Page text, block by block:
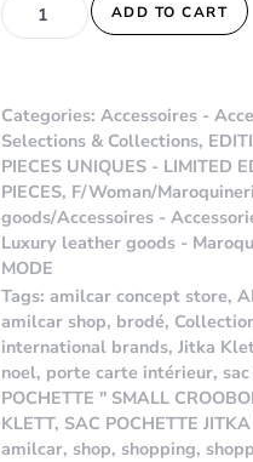
ADD TO CART
Categories: Accessoires -
Selections & Collections,
PIECES UNIQUES - LIMITED
PIECES, F/Woman/
goods/Accessoires -
Luxury leather goods -
MODE
Tags: amilcar concept store,
amilcar shop, brodé,
international brands, Jitka
noel, porte carte intérieur,
POCHETTE " SMALL
KLETT, SAC POCHETTE
amilcar, shop, shopping,